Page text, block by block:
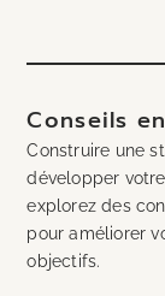
Conseils
Construire une
développer
explorez des
pour améliorer
objectifs.